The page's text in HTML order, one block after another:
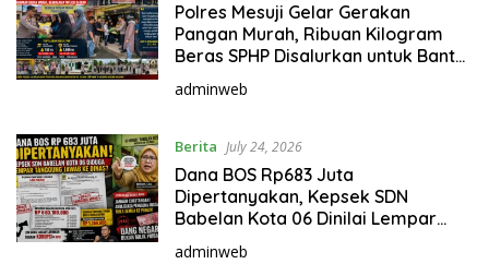
Polres Mesuji Gelar Gerakan
Pangan Murah, Ribuan Kilogram
Beras SPHP Disalurkan untuk Bantu
Warga dan Kendalikan Inflasi
adminweb
Berita July 24, 2026
Dana BOS Rp683 Juta
Dipertanyakan, Kepsek SDN
Babelan Kota 06 Dinilai Lempar
Tanggung Jawab ke Dinas
adminweb